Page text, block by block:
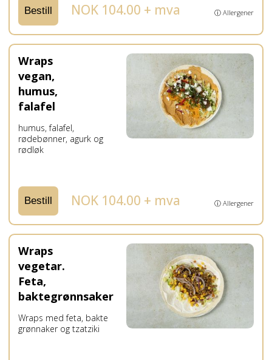
Bestill NOK 104.00 + mva ⓘ Allergener
Wraps
vegan,
humus,
falafel
humus, falafel,
rødebønner, agurk og
rødløk
Bestill NOK 104.00 + mva ⓘ Allergener
Wraps
vegetar.
Feta,
baktegrønnsaker
Wraps med feta, bakte
grønnaker og tzatziki